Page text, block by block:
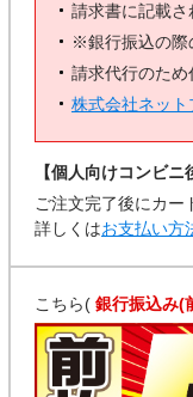
請求書に記載
※銀行振込の際
請求代行のた
株式会社ネッ
【個人向けコンビニ
ご注文完了後にカー
詳しくはお支払い方
こちら( 銀行振込み(